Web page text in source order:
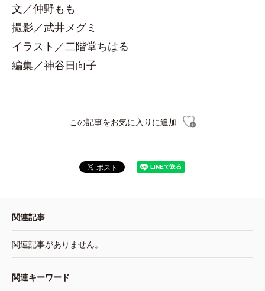
文／仲野もも
撮影／武井メグミ
イラスト／二階堂ちはる
編集／神谷日向子
この記事をお気に入りに追加
関連記事
関連記事がありません。
関連キーワード